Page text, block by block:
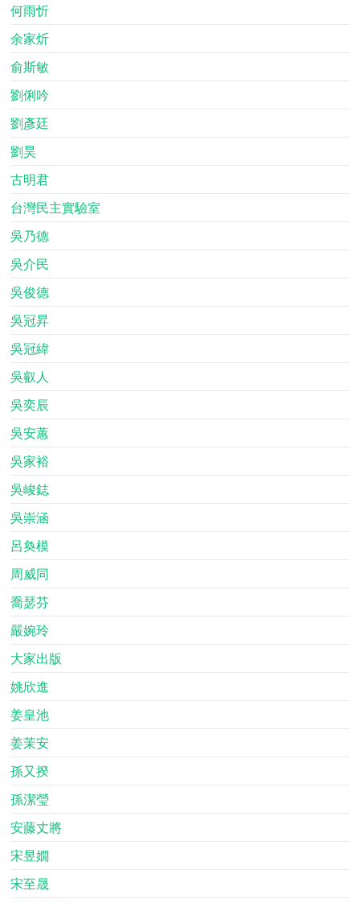
何雨忻
余家炘
俞斯敏
劉俐吟
劉彥廷
劉昊
古明君
台灣民主實驗室
吳乃德
吳介民
吳俊德
吳冠昇
吳冠緯
吳叡人
吳奕辰
吳安蕙
吳家裕
吳峻鋕
吳崇涵
呂奐模
周威同
喬瑟芬
嚴婉玲
大家出版
姚欣進
姜皇池
姜茉安
孫又揆
孫潔瑩
安藤丈將
宋昱嫺
宋至晟